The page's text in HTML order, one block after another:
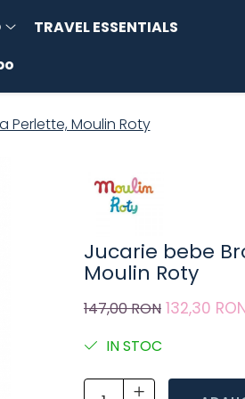
TRAVEL ESSENTIALS
Perlette, Moulin Roty
Jucarie bebe
Moulin Roty
147,00 RON 132,30
IN STOC